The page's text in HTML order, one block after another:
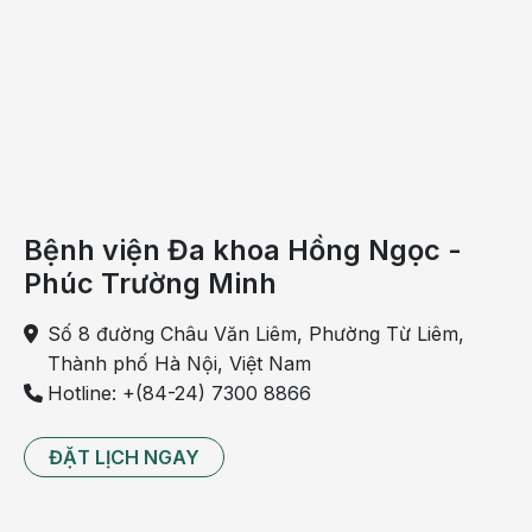
cơ sở Yên Ninh
Bệnh viện Đa khoa Hồng Ngọc -
Phúc Trường Minh
Số 8 đường Châu Văn Liêm, Phường Từ Liêm,
Thành phố Hà Nội, Việt Nam
Hotline: +(84-24) 7300 8866
ĐẶT LỊCH NGAY